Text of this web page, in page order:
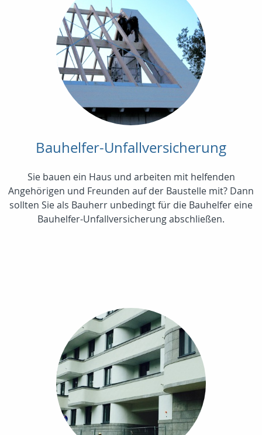
Bauhelfer-Unfallversicherung
Sie bauen ein Haus und arbeiten mit helfenden
Angehörigen und Freunden auf der Baustelle mit? Dann
sollten Sie als Bauherr unbedingt für die Bauhelfer eine
Bauhelfer-Unfallversicherung abschließen.